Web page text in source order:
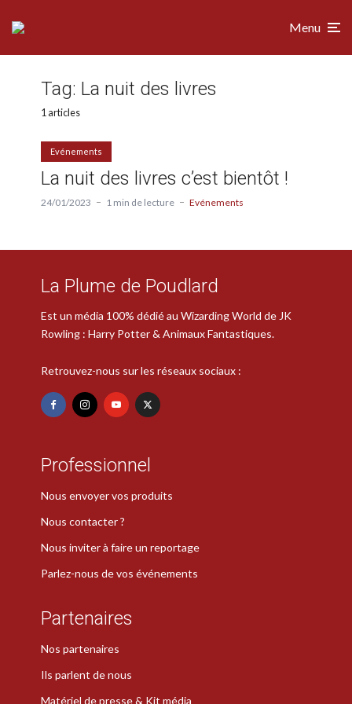
Menu
Tag: La nuit des livres
1 articles
Evénements
La nuit des livres c’est bientôt !
24/01/2023 1 min de lecture Evénements
La Plume de Poudlard
Est un média 100% dédié au Wizarding World de JK
Rowling : Harry Potter & Animaux Fantastiques.
Retrouvez-nous sur les réseaux sociaux :
Professionnel
Nous envoyer vos produits
Nous contacter ?
Nous inviter à faire un reportage
Parlez-nous de vos événements
Partenaires
Nos partenaires
Ils parlent de nous
Matériel de presse & Kit média